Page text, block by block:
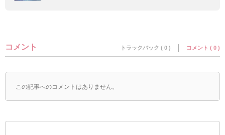
コメント トラックバック ( 0 ) コメント ( 0 )
この記事へのコメントはありません。